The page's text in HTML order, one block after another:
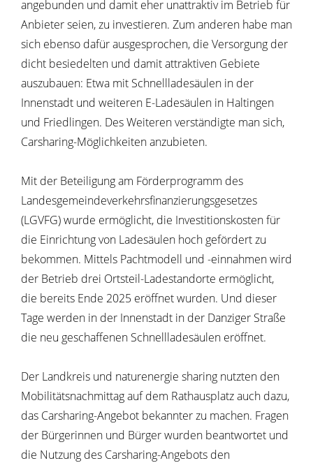
angebunden und damit eher unattraktiv im Betrieb für
Anbieter seien, zu investieren. Zum anderen habe man
sich ebenso dafür ausgesprochen, die Versorgung der
dicht besiedelten und damit attraktiven Gebiete
auszubauen: Etwa mit Schnellladesäulen in der
Innenstadt und weiteren E-Ladesäulen in Haltingen
und Friedlingen. Des Weiteren verständigte man sich,
Carsharing-Möglichkeiten anzubieten.
Mit der Beteiligung am Förderprogramm des
Landesgemeindeverkehrsfinanzierungsgesetzes
(LGVFG) wurde ermöglicht, die Investitionskosten für
die Einrichtung von Ladesäulen hoch gefördert zu
bekommen. Mittels Pachtmodell und -einnahmen wird
der Betrieb drei Ortsteil-Ladestandorte ermöglicht,
die bereits Ende 2025 eröffnet wurden. Und dieser
Tage werden in der Innenstadt in der Danziger Straße
die neu geschaffenen Schnellladesäulen eröffnet.
Der Landkreis und naturenergie sharing nutzten den
Mobilitätsnachmittag auf dem Rathausplatz auch dazu,
das Carsharing-Angebot bekannter zu machen. Fragen
der Bürgerinnen und Bürger wurden beantwortet und
die Nutzung des Carsharing-Angebots den